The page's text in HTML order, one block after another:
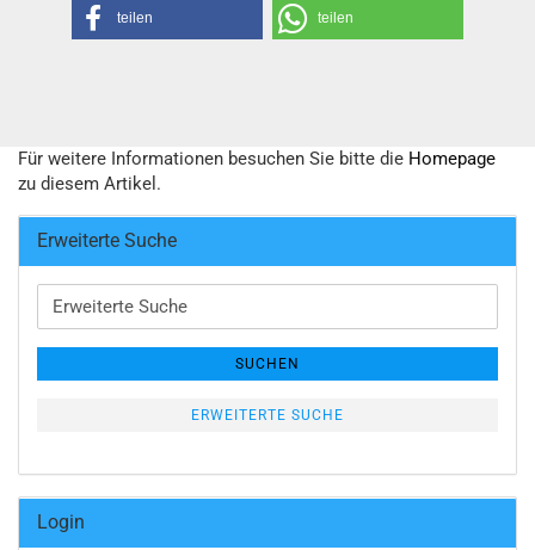
teilen teilen
Für weitere Informationen besuchen Sie bitte die Homepage
zu diesem Artikel.
Erweiterte Suche
Erweiterte
Suche
SUCHEN
ERWEITERTE SUCHE
Login